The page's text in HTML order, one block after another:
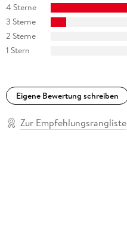
4 Sterne
3 Sterne
2 Sterne
1 Stern
Eigene Bewertung schreiben
Zur Empfehlungsrangliste